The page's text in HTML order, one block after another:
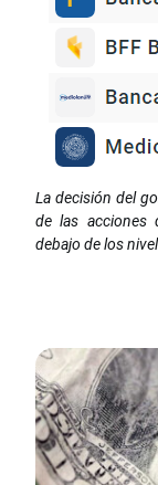
La decisión del
de las acciones
debajo de los